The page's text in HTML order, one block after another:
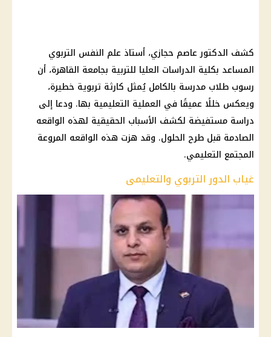
كشف الدكتور عاصم حجازي، أستاذ علم النفس التربوي
المساعد بكلية الدراسات العليا للتربية بجامعة القاهرة، أن
رسوب طلاب مدرسة بالكامل يُمثل كارثة تربوية خطيرة،
ويعكس خللًا عميقًا في العملية التعليمية بها. ودعا إلى
دراسة مستفيضة لكشف الأسباب الحقيقية لهذه الواقعه
الصادمة قبل طرح الحلول. وقد هزت هذه الواقعه المروعة
المجتمع التعليمي.
غياب الدور التربوي والتعليمى